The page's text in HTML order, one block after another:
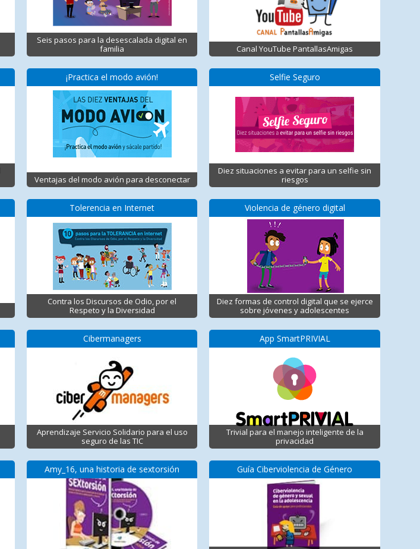
Seis pasos para la desescalada digital en
familia
¡Practica el modo avión!
Ventajas del modo avión para desconectar
Tolerencia en Internet
Contra los Discursos de Odio, por el
Respeto y la Diversidad
Cibermanagers
Aprendizaje Servicio Solidario para el uso
seguro de las TIC
Amy_16, una historia de sextorsión
Canal YouTube PantallasAmigas
Selfie Seguro
Diez situaciones a evitar para un selfie sin
riesgos
Violencia de género digital
Diez formas de control digital que se ejerce
sobre jóvenes y adolescentes
App SmartPRIVIAL
Trivial para el manejo inteligente de la
privacidad
Guía Ciberviolencia de Género